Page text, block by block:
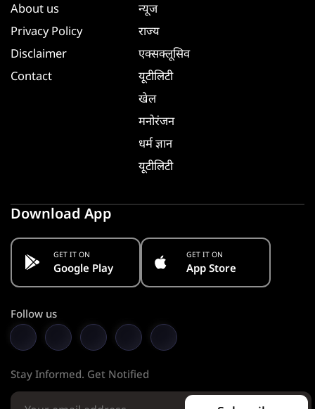
About us
Privacy Policy
Disclaimer
Contact
न्यूज
राज्य
एक्सक्लूसिव
यूटीलिटी
खेल
मनोरंजन
धर्म ज्ञान
यूटीलिटी
Download App
GET IT ON
Google Play
GET IT ON
App Store
Follow us
Stay Informed. Get Notified